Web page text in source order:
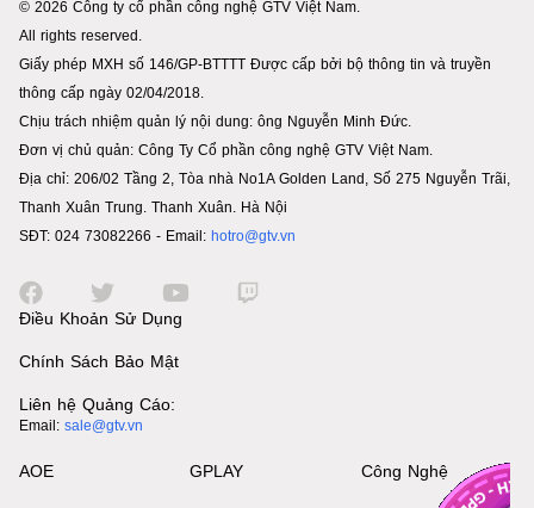
© 2026 Công ty cổ phần công nghệ GTV Việt Nam.
All rights reserved.
Giấy phép MXH số 146/GP-BTTTT Được cấp bởi bộ thông tin và truyền
thông cấp ngày 02/04/2018.
Chịu trách nhiệm quản lý nội dung: ông Nguyễn Minh Đức.
Đơn vị chủ quản: Công Ty Cổ phần công nghệ GTV Việt Nam.
Địa chỉ: 206/02 Tầng 2, Tòa nhà No1A Golden Land, Số 275 Nguyễn Trãi,
Thanh Xuân Trung. Thanh Xuân. Hà Nội
SĐT: 024 73082266 - Email: hotro@gtv.vn
Điều Khoản Sử Dụng
Chính Sách Bảo Mật
Liên hệ Quảng Cáo:
Email: sale@gtv.vn
AOE GPLAY Công Nghệ